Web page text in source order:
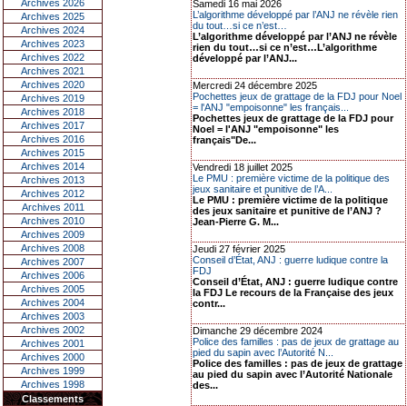
Archives 2026
Archives 2025
Archives 2024
Archives 2023
Archives 2022
Archives 2021
Archives 2020
Archives 2019
Archives 2018
Archives 2017
Archives 2016
Archives 2015
Archives 2014
Archives 2013
Archives 2012
Archives 2011
Archives 2010
Archives 2009
Archives 2008
Archives 2007
Archives 2006
Archives 2005
Archives 2004
Archives 2003
Archives 2002
Archives 2001
Archives 2000
Archives 1999
Archives 1998
Classements
Samedi 16 mai 2026
L’algorithme développé par l’ANJ ne révèle rien
du tout…si ce n’est…
L’algorithme développé par l’ANJ ne révèle
rien du tout…si ce n’est…L’algorithme
développé par l’ANJ...
Mercredi 24 décembre 2025
Pochettes jeux de grattage de la FDJ pour Noel
= l'ANJ "empoisonne" les français...
Pochettes jeux de grattage de la FDJ pour
Noel = l'ANJ "empoisonne" les
français"De...
Vendredi 18 juillet 2025
Le PMU : première victime de la politique des
jeux sanitaire et punitive de l’A...
Le PMU : première victime de la politique
des jeux sanitaire et punitive de l’ANJ ?
Jean-Pierre G. M...
Jeudi 27 février 2025
Conseil d’État, ANJ : guerre ludique contre la
FDJ
Conseil d’État, ANJ : guerre ludique contre
la FDJ Le recours de la Française des jeux
contr...
Dimanche 29 décembre 2024
Police des familles : pas de jeux de grattage au
pied du sapin avec l’Autorité N...
Police des familles : pas de jeux de grattage
au pied du sapin avec l’Autorité Nationale
des...